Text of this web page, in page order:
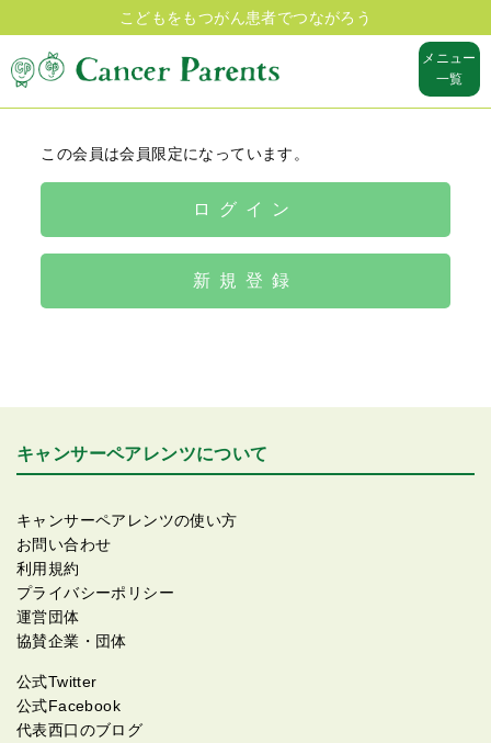
こどもをもつがん患者でつながろう
メニュー
一覧
この会員は会員限定になっています。
ログイン
新規登録
キャンサーペアレンツについて
キャンサーペアレンツの使い方
お問い合わせ
利用規約
プライバシーポリシー
運営団体
協賛企業・団体
公式Twitter
公式Facebook
代表西口のブログ